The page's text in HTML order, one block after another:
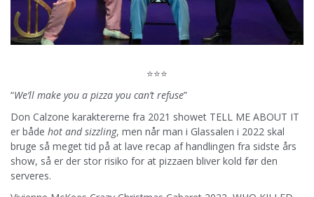
⭐⭐⭐
“We’ll make you a pizza you can’t refuse”
Don Calzone karaktererne fra 2021 showet TELL ME ABOUT IT
er både hot and sizzling, men når man i Glassalen i 2022 skal
bruge så meget tid på at lave recap af handlingen fra sidste års
show, så er der stor risiko for at pizzaen bliver kold før den
serveres.